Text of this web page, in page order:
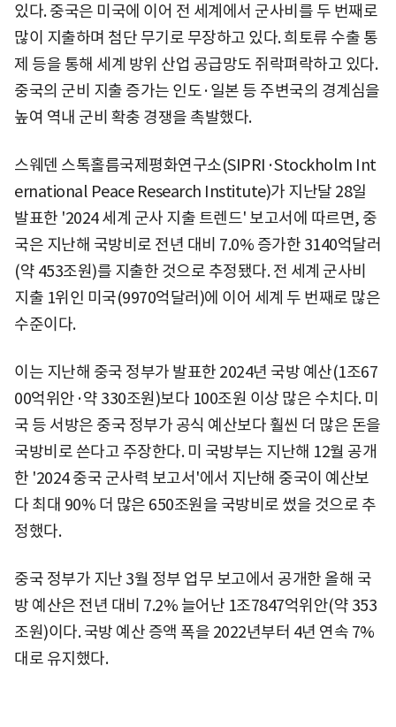
있다. 중국은 미국에 이어 전 세계에서 군사비를 두 번째로
많이 지출하며 첨단 무기로 무장하고 있다. 희토류 수출 통
제 등을 통해 세계 방위 산업 공급망도 쥐락펴락하고 있다.
중국의 군비 지출 증가는 인도·일본 등 주변국의 경계심을
높여 역내 군비 확충 경쟁을 촉발했다.
스웨덴 스톡홀름국제평화연구소(SIPRI·Stockholm Int
ernational Peace Research Institute)가 지난달 28일
발표한 '2024 세계 군사 지출 트렌드' 보고서에 따르면, 중
국은 지난해 국방비로 전년 대비 7.0% 증가한 3140억달러
(약 453조원)를 지출한 것으로 추정됐다. 전 세계 군사비
지출 1위인 미국(9970억달러)에 이어 세계 두 번째로 많은
수준이다.
이는 지난해 중국 정부가 발표한 2024년 국방 예산(1조67
00억위안·약 330조원)보다 100조원 이상 많은 수치다. 미
국 등 서방은 중국 정부가 공식 예산보다 훨씬 더 많은 돈을
국방비로 쓴다고 주장한다. 미 국방부는 지난해 12월 공개
한 '2024 중국 군사력 보고서'에서 지난해 중국이 예산보
다 최대 90% 더 많은 650조원을 국방비로 썼을 것으로 추
정했다.
중국 정부가 지난 3월 정부 업무 보고에서 공개한 올해 국
방 예산은 전년 대비 7.2% 늘어난 1조7847억위안(약 353
조원)이다. 국방 예산 증액 폭을 2022년부터 4년 연속 7%
대로 유지했다.